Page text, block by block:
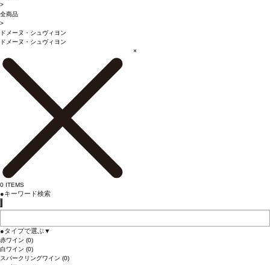
>
全商品
>
ドメーヌ・シュヴィヨン
ドメーヌ・シュヴィヨン
×
0 ITEMS
●キーワード検索
●タイプで選ぶ▼
赤ワイン (0)
白ワイン (0)
スパークリングワイン (0)